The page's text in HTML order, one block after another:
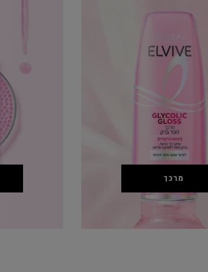
מרכך